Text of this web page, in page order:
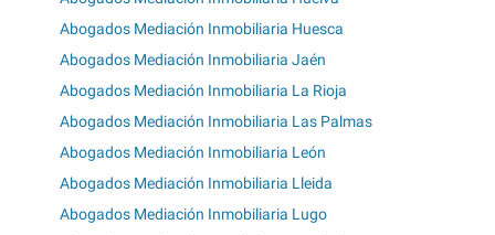
Abogados Mediación Inmobiliaria Huesca
Abogados Mediación Inmobiliaria Jaén
Abogados Mediación Inmobiliaria La Rioja
Abogados Mediación Inmobiliaria Las Palmas
Abogados Mediación Inmobiliaria León
Abogados Mediación Inmobiliaria Lleida
Abogados Mediación Inmobiliaria Lugo